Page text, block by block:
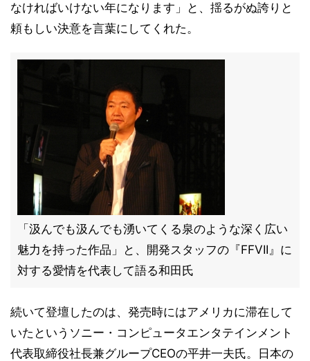
なければいけない年になります」と、揺るがぬ誇りと
頼もしい決意を言葉にしてくれた。
「汲んでも汲んでも湧いてくる泉のような深く広い
魅力を持った作品」と、開発スタッフの『FFVII』に
対する愛情を代表して語る和田氏
続いて登壇したのは、発売時にはアメリカに滞在して
いたというソニー・コンピュータエンタテインメント
代表取締役社長兼グループCEOの平井一夫氏。日本の